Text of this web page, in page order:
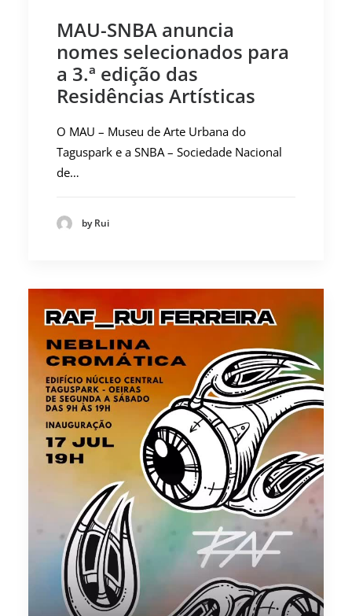
MAU-SNBA anuncia
nomes selecionados para
a 3.ª edição das
Residências Artísticas
O MAU – Museu de Arte Urbana do
Taguspark e a SNBA – Sociedade Nacional
de…
by Rui